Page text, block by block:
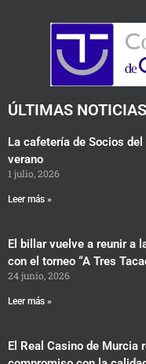
b
ÚLTIMAS NOTICIAS
La cafetería de Socios
verano
1 julio, 2026
Leer más »
El billar vuelve a reunir a
con el torneo “A Tres
24 junio, 2026
Leer más »
El Real Casino de Murcia